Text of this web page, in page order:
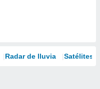
Radar de lluvia Satélites